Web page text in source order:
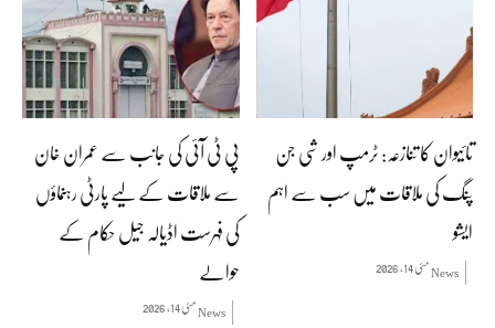
تائیوان کا تنازعہ: ٹرمپ اور شی جن
پنگ کی ملاقات میں سب سے اہم
ایشو
Newsمئی 14, 2026
پی ٹی آئی کی جانب سے عمران خان
سے ملاقات کے لیے پارٹی رہنماؤں
کی فہرست اڈیالہ جیل حکام کے
حوالے
Newsمئی 14, 2026